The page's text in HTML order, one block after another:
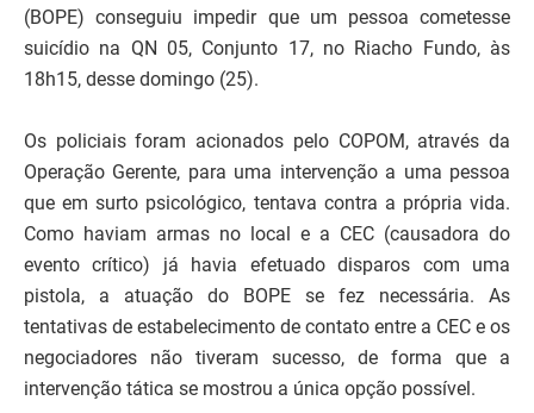
(BOPE) conseguiu impedir que um pessoa cometesse
suicídio na QN 05, Conjunto 17, no Riacho Fundo, às
18h15, desse domingo (25).
Os policiais foram acionados pelo COPOM, através da
Operação Gerente, para uma intervenção a uma pessoa
que em surto psicológico, tentava contra a própria vida.
Como haviam armas no local e a CEC (causadora do
evento crítico) já havia efetuado disparos com uma
pistola, a atuação do BOPE se fez necessária. As
tentativas de estabelecimento de contato entre a CEC e os
negociadores não tiveram sucesso, de forma que a
intervenção tática se mostrou a única opção possível.